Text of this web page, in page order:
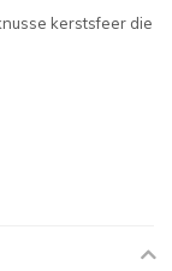
kerstsfeer die